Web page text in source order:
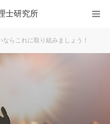
士研究所
ならこれに取り組みましょう！